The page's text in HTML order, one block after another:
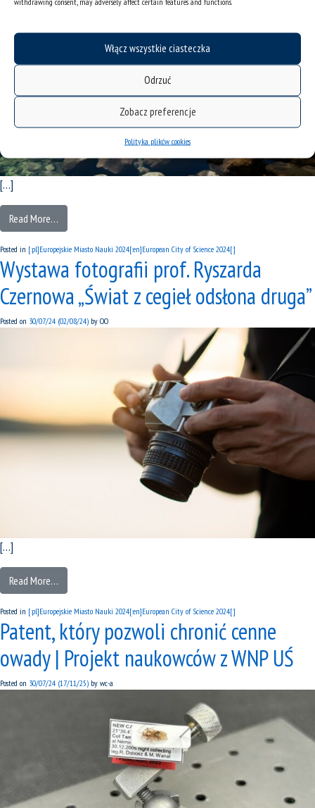
Włącz wszystkie ciasteczka
Odrzuć
Zobacz preferencje
Polityka plików cookies
[…]
Read More…
Posted in [:pl]Europejskie Miasto Nauki 2024[:en]European City of Science 2024[:]
Wystawa fotografii prof. Ryszarda
Czernowa „Świat z cegieł odsłona druga”
Posted on 30/07/24 (02/08/24) by OO
[…]
Read More…
Posted in [:pl]Europejskie Miasto Nauki 2024[:en]European City of Science 2024[:]
Patent, który pozwoli chronić cenne
owady | Projekt naukowców z WNP UŚ
Posted on 30/07/24 (17/11/25) by wc-a